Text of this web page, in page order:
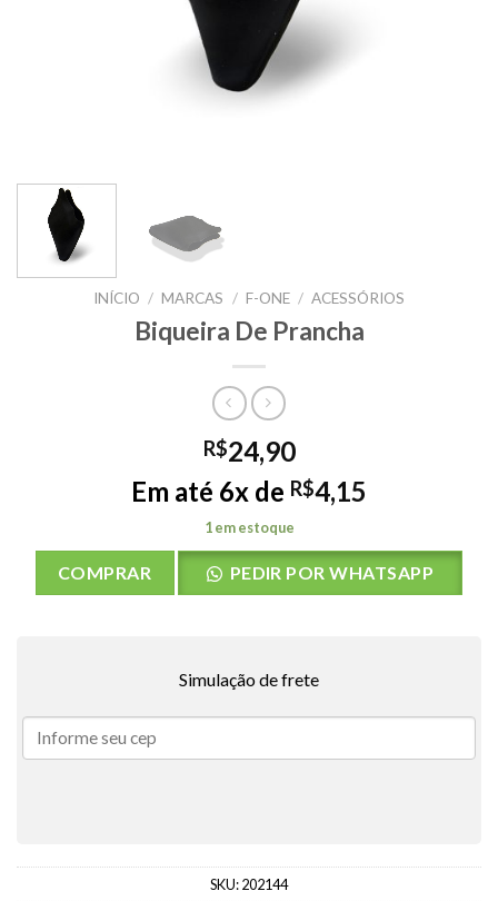
INÍCIO / MARCAS / F-ONE / ACESSÓRIOS
Biqueira De Prancha
R$24,90
Em até 6x de R$4,15
1 em estoque
COMPRAR PEDIR POR WHATSAPP
Simulação de frete
SKU:202144